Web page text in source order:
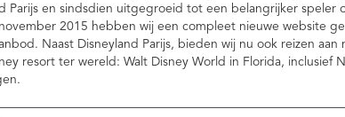
Parijs en sindsdien uitgegroeid tot een belangrijker speler
2015 hebben wij een compleet nieuwe website
Naast Disneyland Parijs, bieden wij nu ook reizen aan
resort ter wereld: Walt Disney World in Florida, inclusief